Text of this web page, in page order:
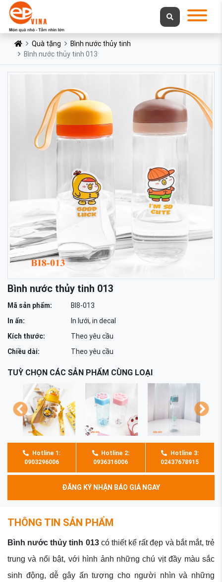
Quà tặng
Bình nước thủy tinh
Bình nước thủy tinh 013
Bình nước thủy tinh 013
Mã sản phẩm:
BI8-013
In ấn:
In lưới, in decal
Kích thước:
Theo yêu cầu
Chiều dài:
Theo yêu cầu
TUỲ CHỌN CÁC SẢN PHẨM CÙNG LOẠI
Hotline 1:
0903296006
Hotline 2:
0936316006
Hotline 3:
02437678915
ĐĂNG KÝ NHẬN BÁO GIÁ NGAY
THÔNG TIN SẢN PHẨM
Bình nước thủy tinh 013có thiết kế rất đẹp và bắt mắt, trẻ
trung và nổi bật, với hình ảnh những chú vịt đầy màu sắc
sinh động, dễ gây ấn tượng cho người nhìn và những